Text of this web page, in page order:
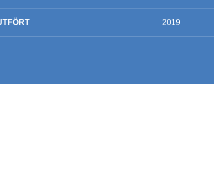
2019